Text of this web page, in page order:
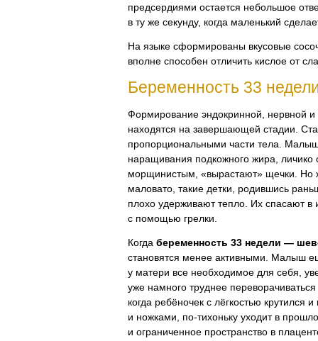
предсердиями остается небольшое
в ту же секунду, когда маленький
На языке сформированы вкусовые
вполне способен отличить кислое от
Беременность 33
Формирование эндокринной, нервной
находятся на завершающей стадии.
пропорциональными части тела.
наращивания подкожного жира, личико
морщинистым, «вырастают» щечки. Но
маловато, такие детки, родившись
плохо удерживают тепло. Их спасают в
с помощью грелки.
Когда беременность 33 недели —
становятся менее активными. Малыш
у матери все необходимое для себя,
уже намного труднее
когда ребёночек с лёгкостью крутился
и ножками, по-тихоньку уходит в
и ограниченное пространство в